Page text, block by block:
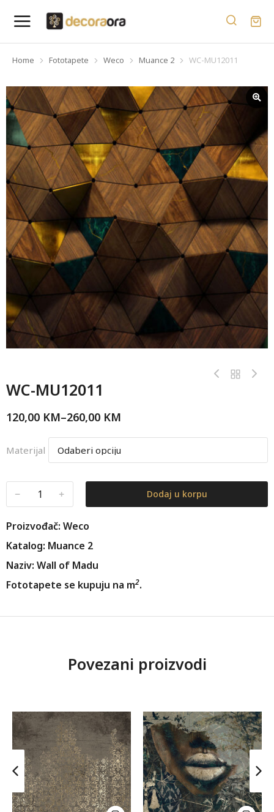
You are here:
Home Fototapete Weco Muance 2 WC-MU12011
WC-MU12011
120,00 KM–260,00 KM
Materijal
﹣ ﹢ Dodaj u korpu
Proizvođač: Weco
Katalog: Muance 2
Naziv: Wall of Madu
Fototapete se kupuju na m2.
Povezani proizvodi